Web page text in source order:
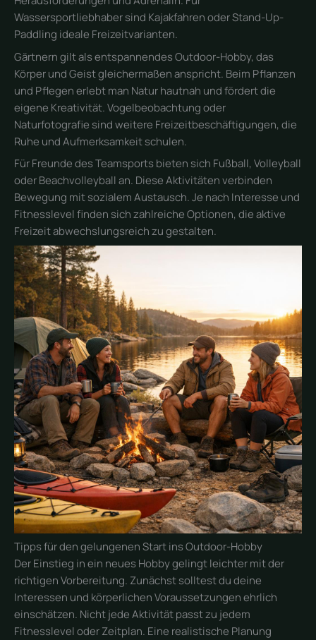
Wassersportliebhaber sind Kajakfahren oder Stand-Up-
Paddling ideale Freizeitvarianten.
Gärtnern gilt als entspannendes Outdoor-Hobby, das
Körper und Geist gleichermaßen anspricht. Beim Pflanzen
und Pflegen erlebt man Natur hautnah und fördert die
eigene Kreativität. Vogelbeobachtung oder
Naturfotografie sind weitere Freizeitbeschäftigungen, die
Ruhe und Aufmerksamkeit schulen.
Für Freunde des Teamsports bieten sich Fußball, Volleyball
oder Beachvolleyball an. Diese Aktivitäten verbinden
Bewegung mit sozialem Austausch. Je nach Interesse und
Fitnesslevel finden sich zahlreiche Optionen, die aktive
Freizeit abwechslungsreich zu gestalten.
Tipps für den gelungenen Start ins Outdoor-Hobby
Der Einstieg in ein neues Hobby gelingt leichter mit der
richtigen Vorbereitung. Zunächst solltest du deine
Interessen und körperlichen Voraussetzungen ehrlich
einschätzen. Nicht jede Aktivität passt zu jedem
Fitnesslevel oder Zeitplan. Eine realistische Planung